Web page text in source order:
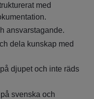
med
ansvarstagande.
dela kunskap med
djupet och inte räds
svenska och